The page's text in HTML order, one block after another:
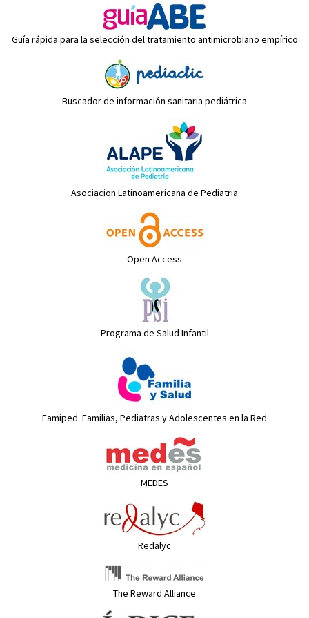
Guía rápida para la selección del tratamiento antimicrobiano empírico
Buscador de información sanitaria pediátrica
Asociacion Latinoamericana de Pediatria
Open Access
Programa de Salud Infantil
Famiped. Familias, Pediatras y Adolescentes en la Red
MEDES
Redalyc
The Reward Alliance